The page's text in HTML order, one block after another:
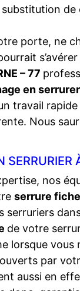
substitution
porte, ne
– 77
en
travail
Nous
nos
serrure
serruriers
de votre
lorsque vous
par
aussi en